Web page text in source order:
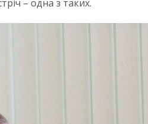
– одна з таких.